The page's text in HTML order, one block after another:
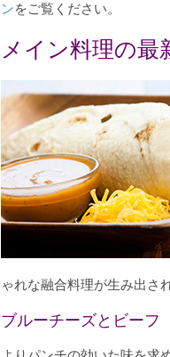
ンをご覧ください。
メイン料理の最
ゃれな融合料理が生み出さ
ブルーチーズとビーフ